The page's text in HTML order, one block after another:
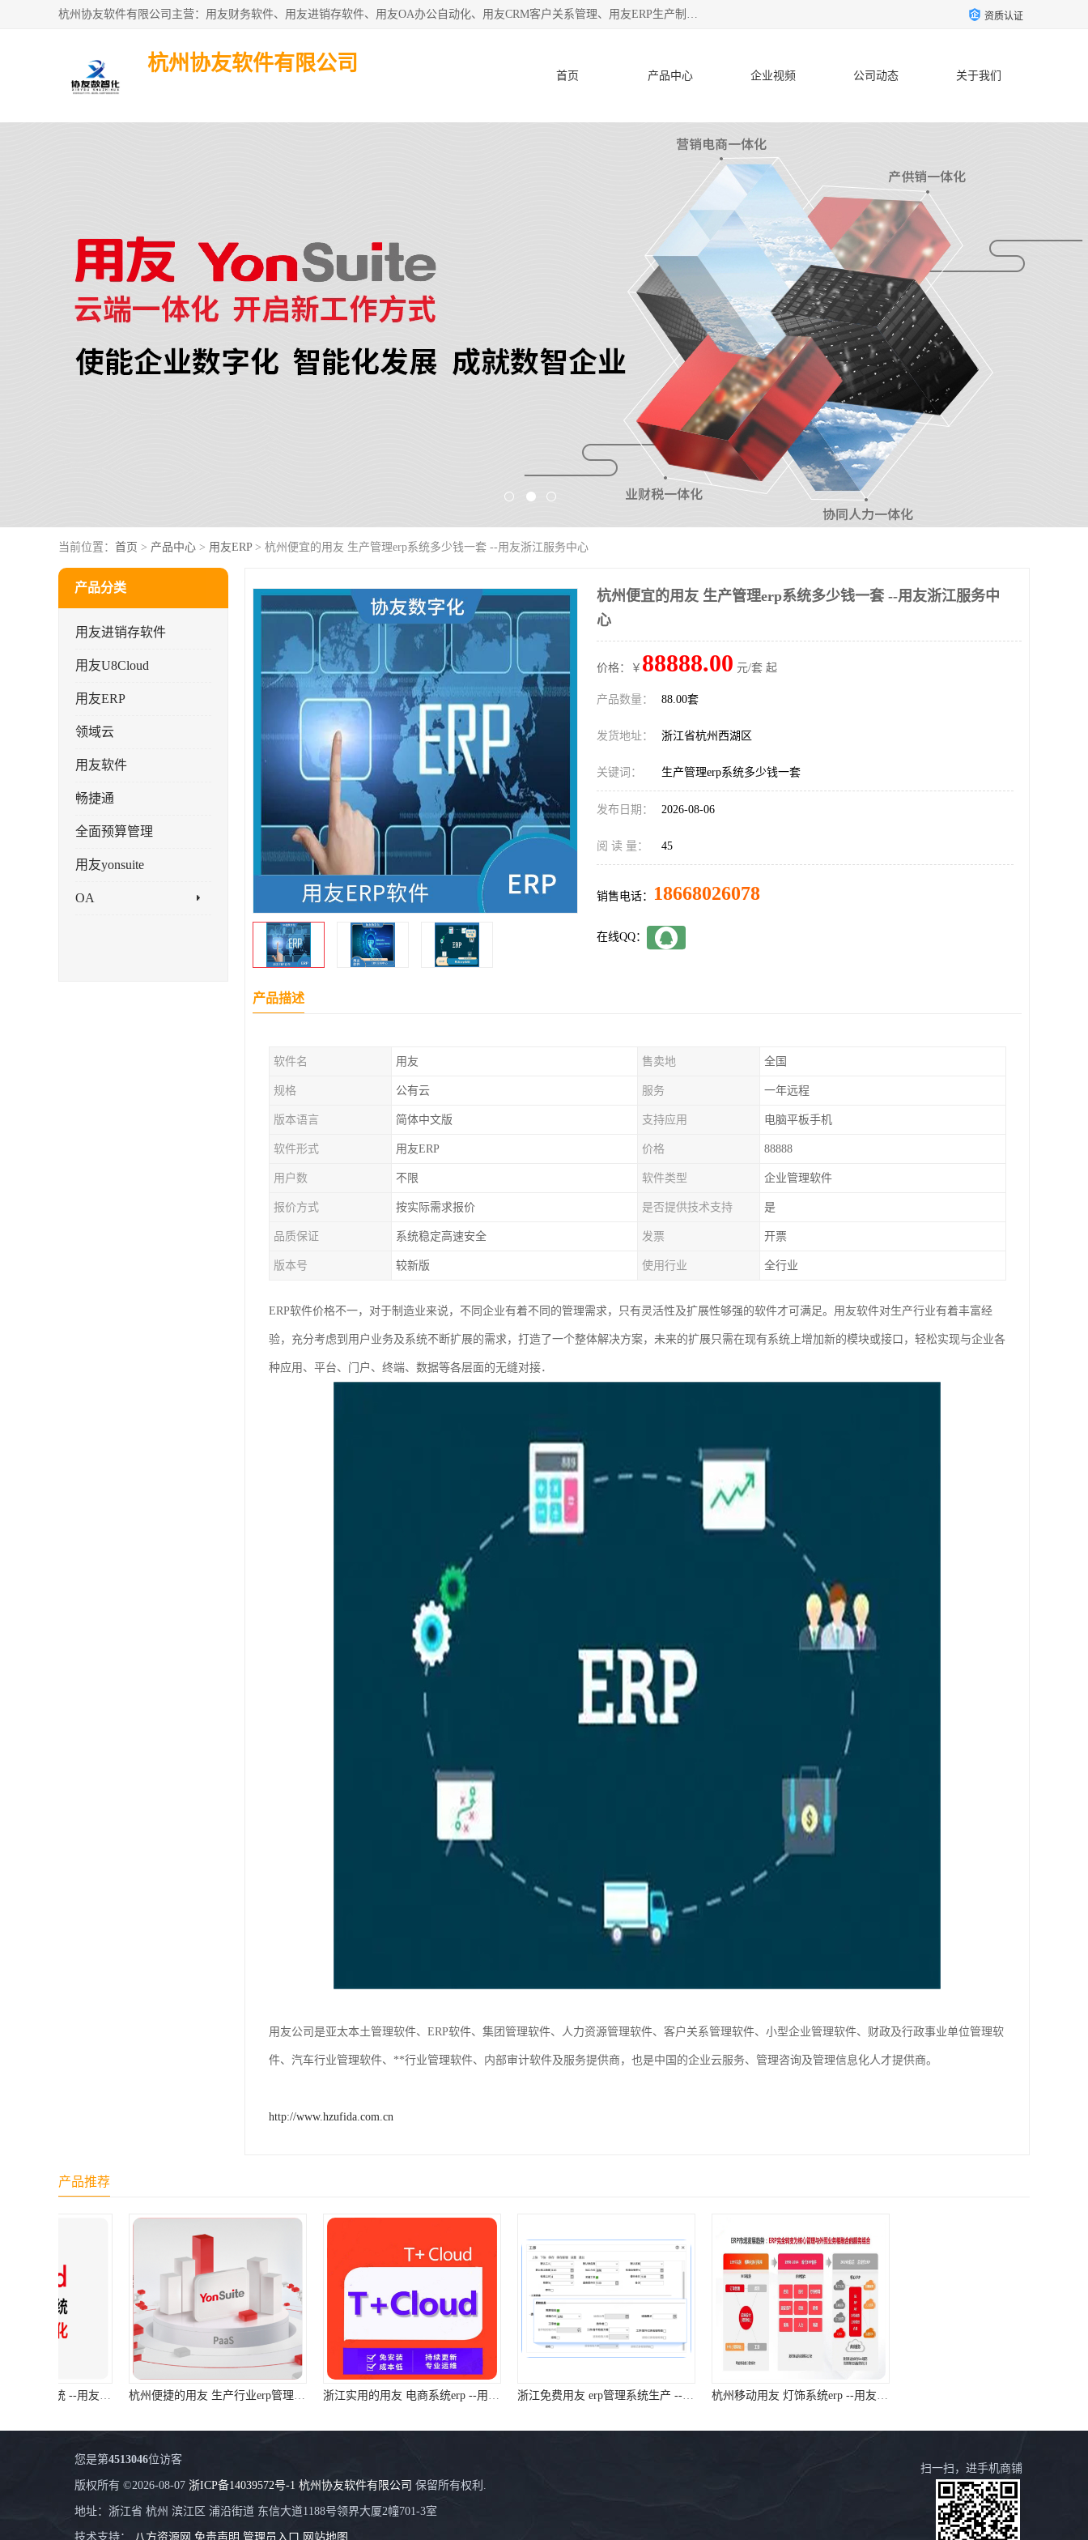
杭州协友软件有限公司主营：用友财务软件、用友进销存软件、用友OA办公自动化、用友CRM客户关系管理、用友ERP生产制造管理等;是一家用友管理软件咨询服务商。自创立至今，一直致力于为客户提供顾问式ERP管理解决方案务，为企业提供了财务管理、供应链和物流管理、生产制造管理、管理、知识与协同管理、客户关系管理等信息化建设领域的应用。 资质认证
杭州协友软件有限公司
首页 产品中心 企业视频 公司动态 关于我们
当前位置： 首页 > 产品中心 > 用友ERP > 杭州便宜的用友 生产管理erp系统多少钱一套 --用友浙江服务中心
产品分类
用友进销存软件
用友U8Cloud
用友ERP
领域云
用友软件
畅捷通
全面预算管理
用友yonsuite
OA
杭州便宜的用友 生产管理erp系统多少钱一套 --用友浙江服务中
心
价格：￥ 88888.00 元/套 起
产品数量： 88.00套
发货地址： 浙江省杭州西湖区
关键词： 生产管理erp系统多少钱一套
发布日期： 2026-08-06
阅 读 量： 45
销售电话： 18668026078
在线QQ：
产品描述
软件名 用友 售卖地 全国
规格 公有云 服务 一年远程
版本语言 简体中文版 支持应用 电脑平板手机
软件形式 用友ERP 价格 88888
用户数 不限 软件类型 企业管理软件
报价方式 按实际需求报价 是否提供技术支持 是
品质保证 系统稳定高速安全 发票 开票
版本号 较新版 使用行业 全行业
ERP软件价格不一，对于制造业来说，不同企业有着不同的管理需求，只有灵活性及扩展性够强的软件才可满足。用友软件对生产行业有着丰富经
验，充分考虑到用户业务及系统不断扩展的需求，打造了一个整体解决方案，未来的扩展只需在现有系统上增加新的模块或接口，轻松实现与企业各
种应用、平台、门户、终端、数据等各层面的无缝对接．
用友公司是亚太本土管理软件、ERP软件、集团管理软件、人力资源管理软件、客户关系管理软件、小型企业管理软件、财政及行政事业单位管理软
件、汽车行业管理软件、**行业管理软件、内部审计软件及服务提供商，也是中国的企业云服务、管理咨询及管理信息化人才提供商。
http://www.hzufida.com.cn
产品推荐
杭州便捷的用友 生产行业erp管理系统免费下载 浙江实用的用友 电商系统erp --用友浙江服务 浙江免费用友 erp管理系统生产 --用友浙江服务中心 杭州移动用友 灯饰系统erp --用友浙江服务中心
您是第4513046位访客
版权所有 ©2026-08-07 浙ICP备14039572号-1 杭州协友软件有限公司 保留所有权利.
地址：浙江省 杭州 滨江区 浦沿街道 东信大道1188号领界大厦2幢701-3室
技术支持： 八方资源网 免责声明 管理员入口 网站地图
扫一扫，进手机商铺